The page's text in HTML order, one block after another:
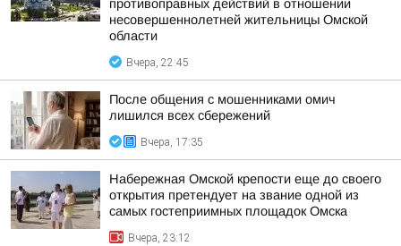
противоправных действий в отношении
несовершеннолетней жительницы Омской
области
Вчера, 22:45
После общения с мошенниками омич
лишился всех сбережений
Вчера, 17:35
Набережная Омской крепости еще до своего
открытия претендует на звание одной из
самых гостеприимных площадок Омска
Вчера, 23:12